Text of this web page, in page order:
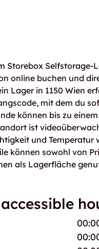
Storebox Selfstorage-
online buchen und
Lager in 1150 Wien
mit dem du
können bis zu
ist
und Temperatur
können sowohl von
als Lagerfläche